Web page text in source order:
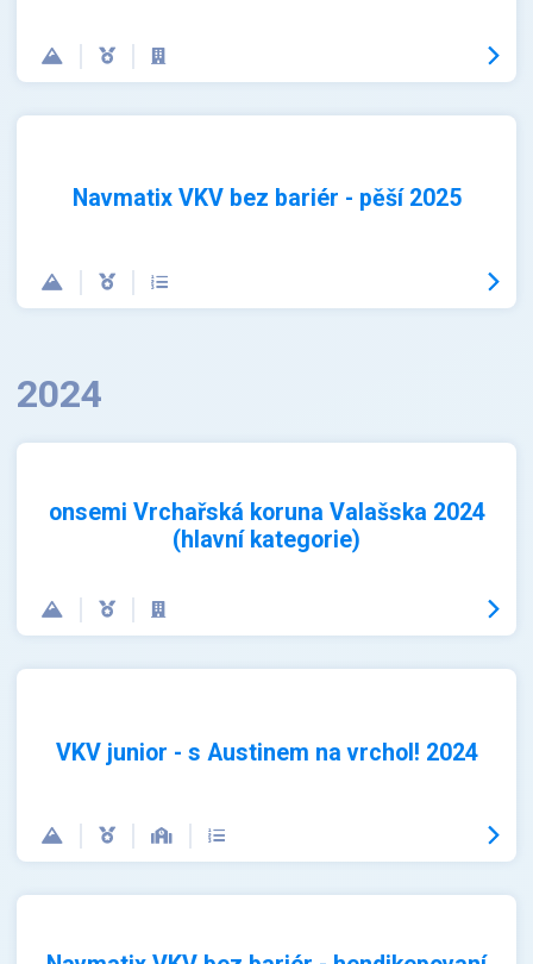
Navmatix VKV bez bariér - pěší 2025
2024
onsemi Vrchařská koruna Valašska 2024
(hlavní kategorie)
VKV junior - s Austinem na vrchol! 2024